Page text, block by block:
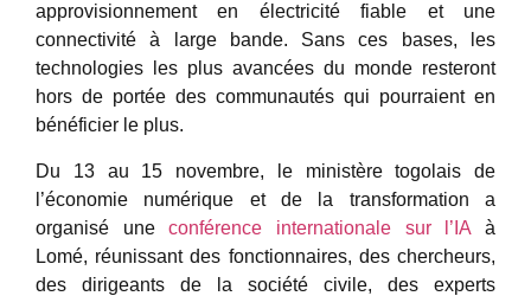
approvisionnement en électricité fiable et une
connectivité à large bande. Sans ces bases, les
technologies les plus avancées du monde resteront
hors de portée des communautés qui pourraient en
bénéficier le plus.
Du 13 au 15 novembre, le ministère togolais de
l’économie numérique et de la transformation a
organisé uneconférence internationale sur l’IA à
Lomé, réunissant des fonctionnaires, des chercheurs,
des dirigeants de la société civile, des experts